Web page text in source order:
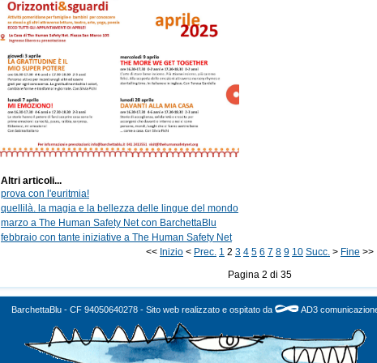
Altri articoli...
prova con l'euritmia!
quellilà. la magia e la bellezza delle lingue del mondo
marzo a The Human Safety Net con BarchettaBlu
febbraio con tante iniziative a The Human Safety Net
<< Inizio < Prec. 1 2 3 4 5 6 7 8 9 10 Succ. > Fine >>
Pagina 2 di 35
BarchettaBlu - CF 94050640278 - Sito web realizzato e ospitato da AD3